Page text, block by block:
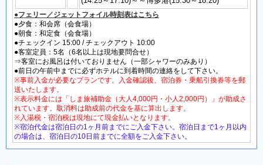
●フェリー／ジェットフォイル時刻表はこちら
●夕食：和会席（会食場）
●朝食：和定食（会食場）
●チェックイン 15:00 / チェックアウト 10:00
●客室定員：5名（6名以上は現地要問合せ）
⇒客室にお風呂は付いておりません（一部シャワーのみあり）
●前日の午前中までに必ずホテルに到着時間の連絡をして下さい。
※事前入金が必要なプランです。入金確認後、宿泊券・乗船引換券等を郵
送いたします。
※表示料金には「しま旅補助金（大人4,000円・小人2,000円）」が助成さ
れています。取消料は助成前の代金を基に算出します。
※入湯税・宿泊税は現地にて現金払いとなります。
※宿泊代金は宿泊日の1ヶ月前までにご入金下さい。宿泊日まで1ヶ月以内
の場合は、宿泊日の10日前までに全額をご入金下さい。